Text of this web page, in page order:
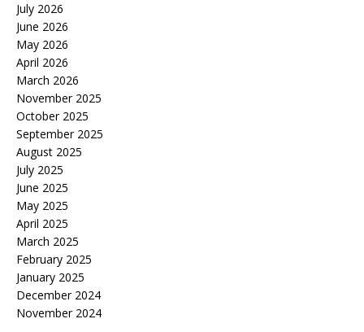
July 2026
June 2026
May 2026
April 2026
March 2026
November 2025
October 2025
September 2025
August 2025
July 2025
June 2025
May 2025
April 2025
March 2025
February 2025
January 2025
December 2024
November 2024